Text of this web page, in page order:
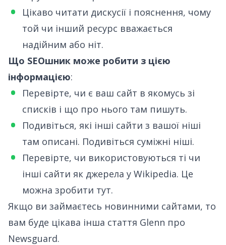
Цікаво читати дискусії і пояснення, чому
той чи інший ресурс вважається
надійним або ніт.
Що SEOшник може робити з цією
інформацією:
Перевірте, чи є ваш сайт в якомусь зі
списків і що про нього там пишуть.
Подивіться, які інші сайти з вашої ніші
там описані. Подивіться суміжні ніші.
Перевірте, чи використовуються ті чи
інші сайти як джерела у Wikipedia. Це
можна зробити тут.
Якщо ви займаєтесь новинними сайтами, то
вам буде цікава інша стаття Glenn про
Newsguard.